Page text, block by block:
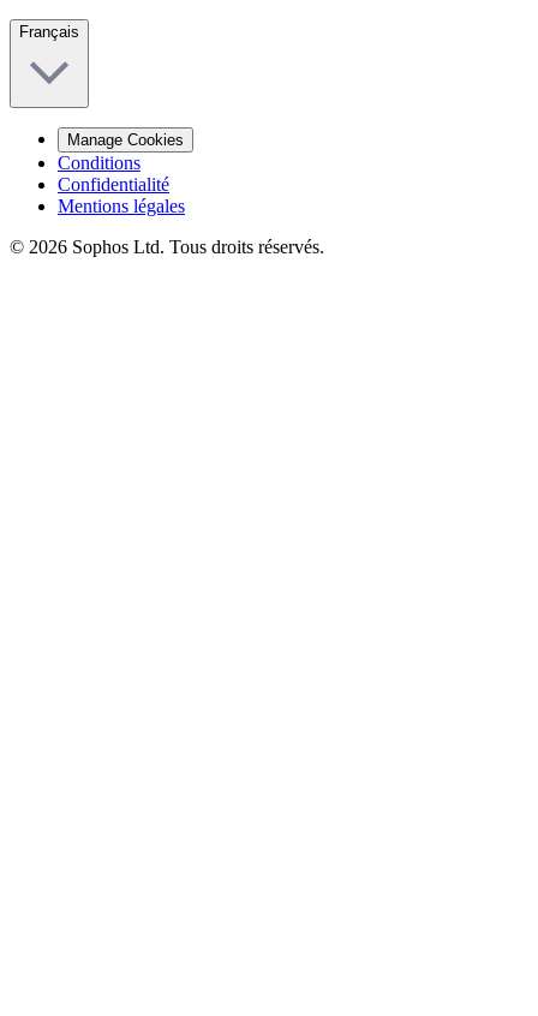
Français
Manage Cookies
Conditions
Confidentialité
Mentions légales
© 2026 Sophos Ltd. Tous droits réservés.